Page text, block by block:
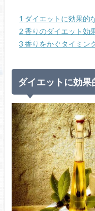
1 ダイエットに効果的
2 香りのダイエット効
3 香りをかぐタイミン
ダイエットに効果